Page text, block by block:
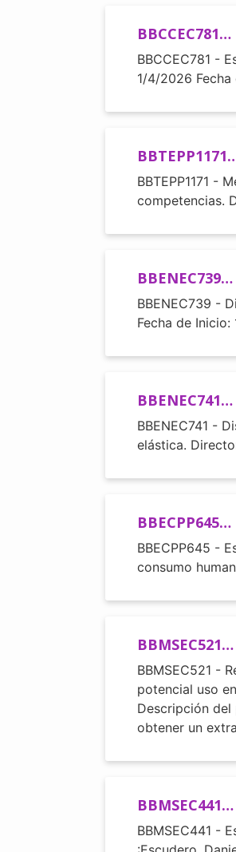
BBCCEC781…
BBCCEC781 -
1/4/2026
BBTEPP1171 -
competencias.
BBENEC739…
BBENEC739 -
Fecha de
BBENEC741…
BBENEC741 -
elástica.
BBECPP645…
BBECPP645 -
consumo
BBMSEC521…
BBMSEC521 -
potencial uso
Descripción
obtener un
BBMSEC441…
BBMSEC441 -